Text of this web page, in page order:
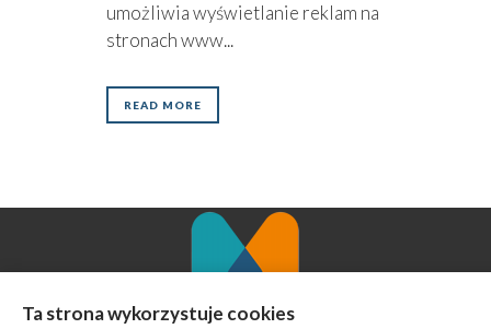
umożliwia wyświetlanie reklam na
stronach www...
READ MORE
Ta strona wykorzystuje cookies